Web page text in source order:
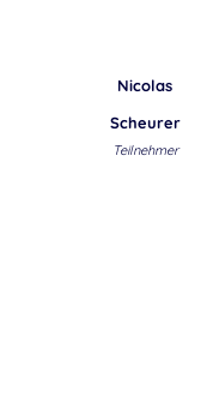
Nicolas
Scheurer
Teilnehmer